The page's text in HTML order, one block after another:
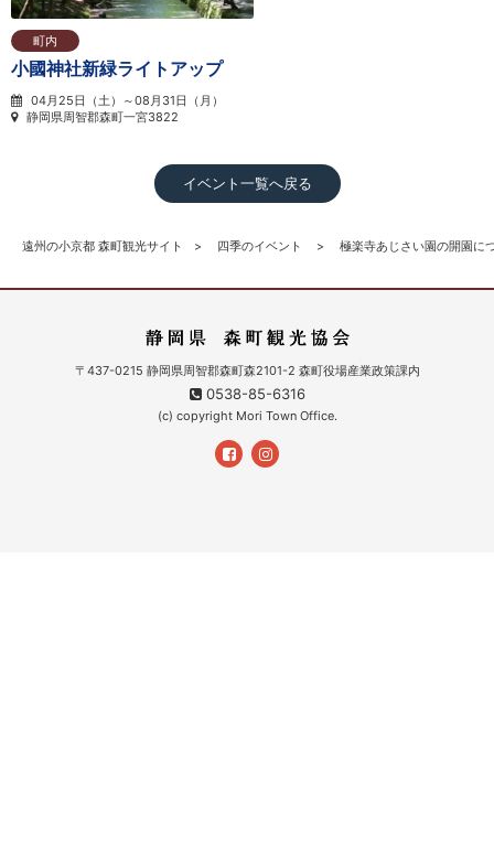
町内
小國神社新緑ライトアップ
04月25日（土）～08月31日（月）
静岡県周智郡森町一宮3822
イベント一覧へ戻る
遠州の小京都 森町観光サイト 四季のイベント 極楽寺あじさい園の開園に
〒437-0215 静岡県周智郡森町森2101-2 森町役場産業政策課内
0538-85-6316
(c) copyright Mori Town Office.